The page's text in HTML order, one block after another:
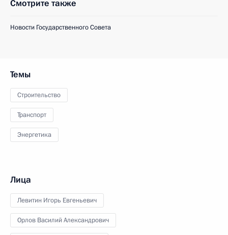
Смотрите также
Новости Государственного Совета
Темы
Строительство
Транспорт
Энергетика
Лица
Левитин Игорь Евгеньевич
Орлов Василий Александрович